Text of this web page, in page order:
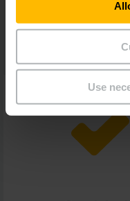
Use
completamente en
Posibilidad de